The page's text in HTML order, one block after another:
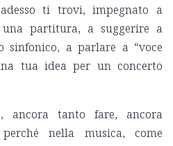
ti trovi, impegnato a
partitura, a suggerire a
sinfonico, a parlare a “voce
tua idea per un concerto
ancora tanto fare, ancora
nella musica, come